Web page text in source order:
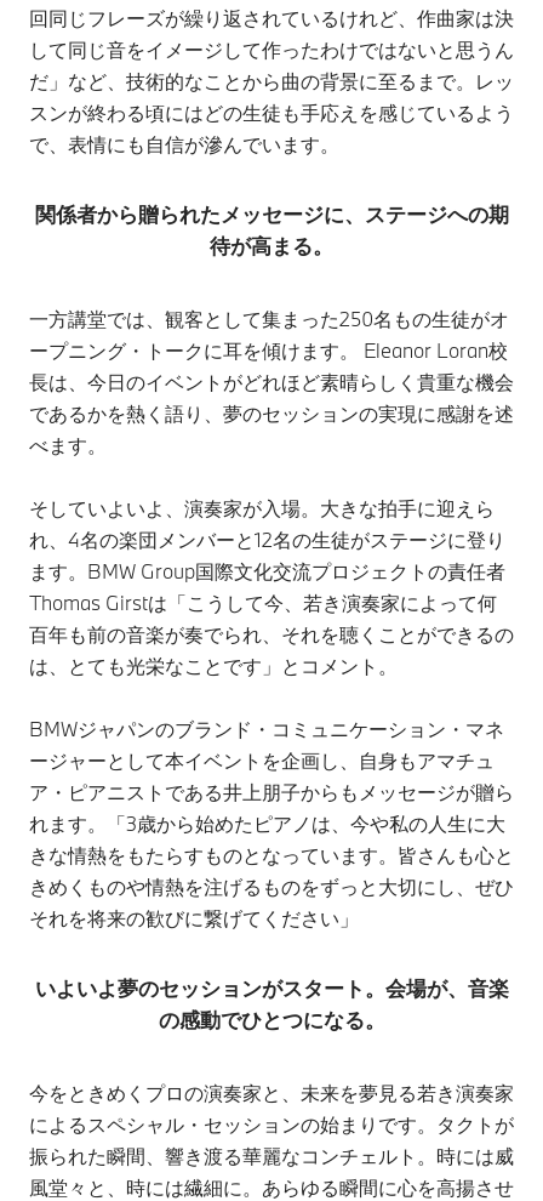
回同じフレーズが繰り返されているけれど、作曲家は決
して同じ音をイメージして作ったわけではないと思うん
だ」など、技術的なことから曲の背景に至るまで。レッ
スンが終わる頃にはどの生徒も手応えを感じているよう
で、表情にも自信が滲んでいます。
関係者から贈られたメッセージに、ステージへの期
待が高まる。
一方講堂では、観客として集まった250名もの生徒がオ
ープニング・トークに耳を傾けます。 Eleanor Loran校
長は、今日のイベントがどれほど素晴らしく貴重な機会
であるかを熱く語り、夢のセッションの実現に感謝を述
べます。
そしていよいよ、演奏家が入場。大きな拍手に迎えら
れ、4名の楽団メンバーと12名の生徒がステージに登り
ます。BMW Group国際文化交流プロジェクトの責任者
Thomas Girstは「こうして今、若き演奏家によって何
百年も前の音楽が奏でられ、それを聴くことができるの
は、とても光栄なことです」とコメント。
BMWジャパンのブランド・コミュニケーション・マネ
ージャーとして本イベントを企画し、自身もアマチュ
ア・ピアニストである井上朋子からもメッセージが贈ら
れます。「3歳から始めたピアノは、今や私の人生に大
きな情熱をもたらすものとなっています。皆さんも心と
きめくものや情熱を注げるものをずっと大切にし、ぜひ
それを将来の歓びに繋げてください」
いよいよ夢のセッションがスタート。会場が、音楽
の感動でひとつになる。
今をときめくプロの演奏家と、未来を夢見る若き演奏家
によるスペシャル・セッションの始まりです。タクトが
振られた瞬間、響き渡る華麗なコンチェルト。時には威
風堂々と、時には繊細に。あらゆる瞬間に心を高揚させ